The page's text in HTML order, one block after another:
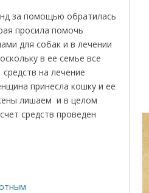
за помощью обратилась
просила помочь
для собак и в лечении
в ее семье все
на лечение
принесла кошку и ее
лишаем и в целом
средств проведен